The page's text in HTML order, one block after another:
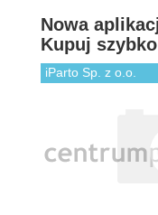
Nowa
Kupuj
iParto Sp. z o.o.